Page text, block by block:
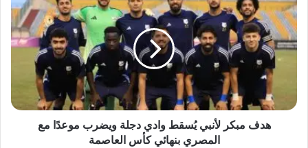
مبكر
لأنبي
يُسقط
وادي
ويضرب
مع
المصريهدف مبكر لأنبي يُسقط وادي دجلة ويضرب موعدًا مع
المصري بنهائي كأس العاصمة